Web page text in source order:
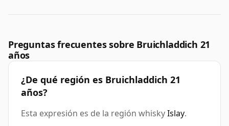
Preguntas frecuentes sobre Bruichladdich 21
años
¿De qué región es Bruichladdich 21
años?
Esta expresión es de la región whiskyIslay.